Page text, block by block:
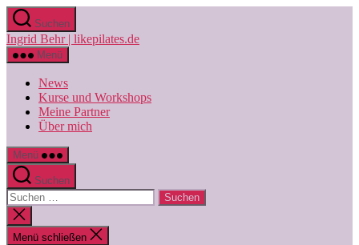
Zum
Inhalt
springen
Suchen
Ingrid Behr | likepilates.de
Menü
News
Kurse und Workshops
Meine Partner
Über mich
Menü
Suchen
Suchen
nach:
Suche
schließen
Menü schließen